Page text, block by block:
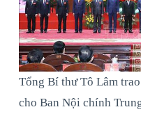
Tổng Bí thư Tô Lâm
cho Ban Nội chính